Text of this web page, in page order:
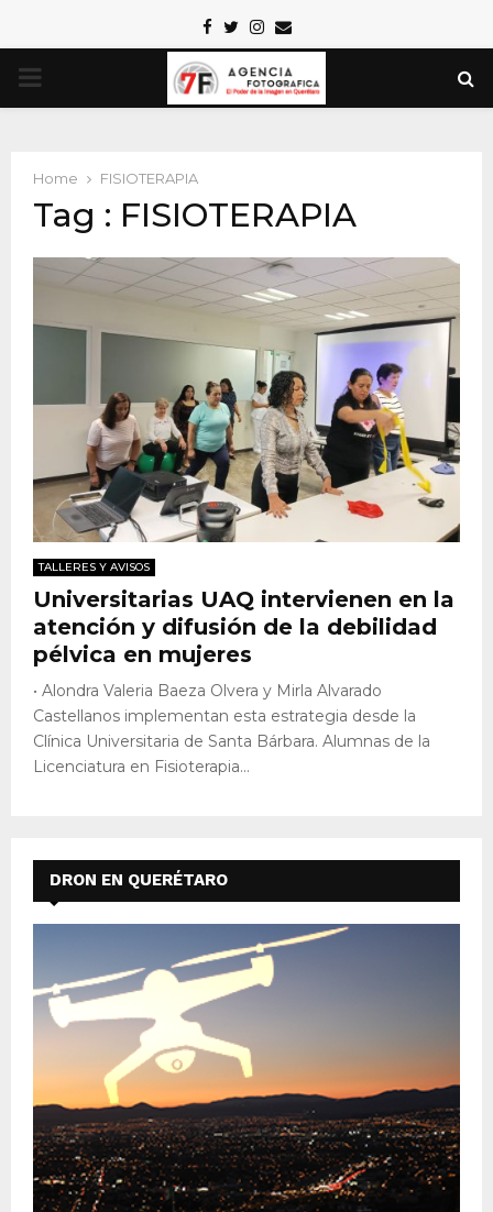
Facebook
TwitterInstagram
Email
PRIMARY
Home FISIOTERAPIA
Tag : FISIOTERAPIA
TALLERES Y AVISOS
Universitarias UAQ intervienen en la
atención y difusión de la debilidad
pélvica en mujeres
• Alondra Valeria Baeza Olvera y Mirla Alvarado
Castellanos implementan esta estrategia desde la
Clínica Universitaria de Santa Bárbara. Alumnas de la
Licenciatura en Fisioterapia...
DRON EN QUERÉTARO